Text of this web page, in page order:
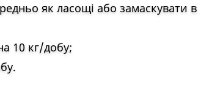
як ласощі або замаскувати в
10 кг/добу;